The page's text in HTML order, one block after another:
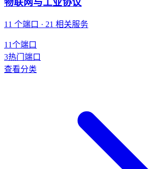
11 个端口 · 21 相关服务
11个端口
3热门端口
查看分类